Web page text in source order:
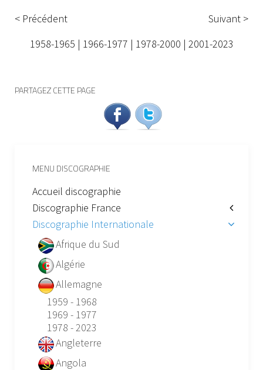
< Précédent
Suivant >
1958-1965 | 1966-1977 | 1978-2000 | 2001-2023
PARTAGEZ CETTE PAGE
MENU DISCOGRAPHIE
Accueil discographie
Discographie France
Discographie Internationale
Afrique du Sud
Algérie
Allemagne
1959 - 1968
1969 - 1977
1978 - 2023
Angleterre
Angola